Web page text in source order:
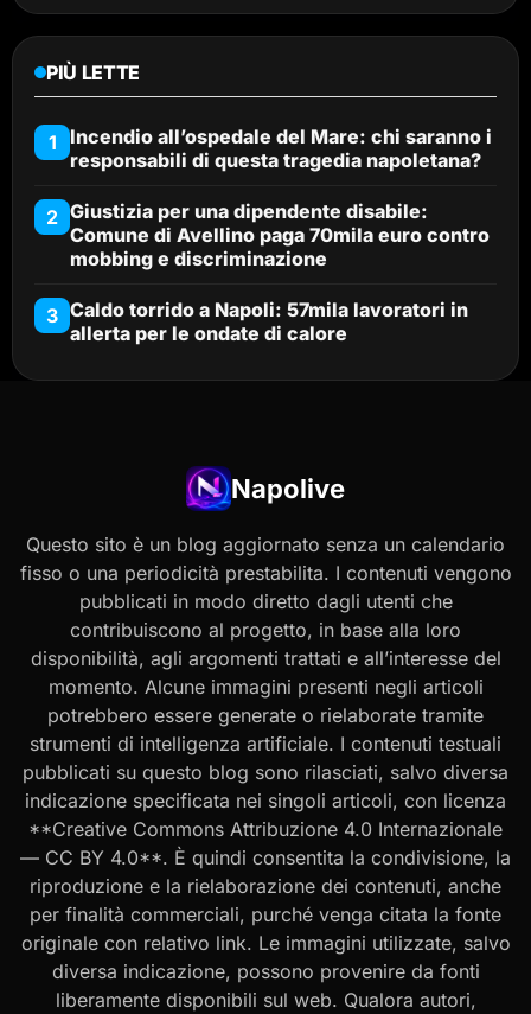
PIÙ LETTE
1
Incendio all’ospedale del Mare: chi saranno i
responsabili di questa tragedia napoletana?
2 Giustizia per una dipendente disabile:
Comune di Avellino paga 70mila euro contro
mobbing e discriminazione
3 Caldo torrido a Napoli: 57mila lavoratori in
allerta per le ondate di calore
Napolive
Questo sito è un blog aggiornato senza un calendario
fisso o una periodicità prestabilita. I contenuti vengono
pubblicati in modo diretto dagli utenti che
contribuiscono al progetto, in base alla loro
disponibilità, agli argomenti trattati e all’interesse del
momento. Alcune immagini presenti negli articoli
potrebbero essere generate o rielaborate tramite
strumenti di intelligenza artificiale. I contenuti testuali
pubblicati su questo blog sono rilasciati, salvo diversa
indicazione specificata nei singoli articoli, con licenza
**Creative Commons Attribuzione 4.0 Internazionale
— CC BY 4.0**. È quindi consentita la condivisione, la
riproduzione e la rielaborazione dei contenuti, anche
per finalità commerciali, purché venga citata la fonte
originale con relativo link. Le immagini utilizzate, salvo
diversa indicazione, possono provenire da fonti
liberamente disponibili sul web. Qualora autori,